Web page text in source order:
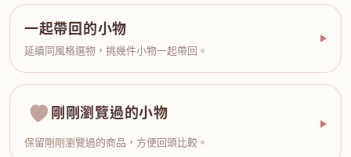
一起帶回的小物
延續同風格選物，挑幾件小物一起帶回。
剛剛瀏覽過的小物
保留剛剛瀏覽過的商品，方便回頭比較。